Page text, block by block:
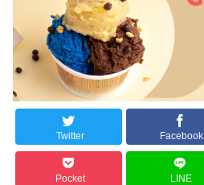
Twitter Facebook
Pocket LINE